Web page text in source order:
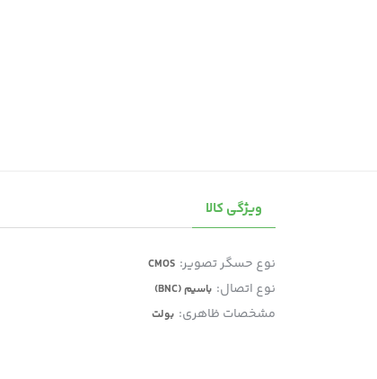
ویژگی کالا
نوع حسگر تصویر: CMOS
نوع اتصال: باسیم (BNC)
مشخصات ظاهری: بولت